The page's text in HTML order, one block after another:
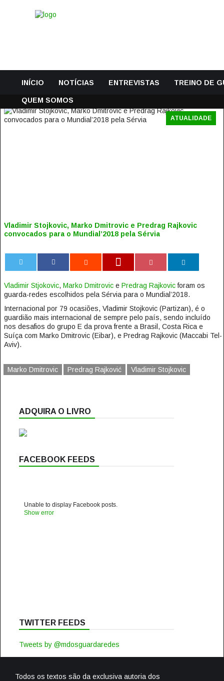
INÍCIO NOTÍCIAS ENTREVISTAS TREINO DE
QUEM SOMOS
ATUALIDADE
Vladimir Stojkovic, Marko Dmitrovic e Predrag Rajkovic
convocados para o Mundial’2018 pela Sérvia
Vladimir Stjokovic, Marko Dmitrovice Predrag Rajkovicforam os
guarda-redes escolhidos pela Sérvia para o Mundial’2018.
Internacional por 79 ocasiões, Vladimir Stojkovic (Partizan), é o
guardião mais internacional de sempre pelo país, sendo incluído
nos desafios do grupo E da prova frente a Brasil, Costa Rica e
Suíça com Marko Dmitrovic (Eibar), e Predrag Rajkovic (Maccabi Tel-
Aviv).
Marko Dmitrovic Predrag Rajković Vladimir Stojkovic
ADQUIRA O LIVRO
FACEBOOK FEEDS
Unable to display Facebook posts.
Show error
TWITTER FEEDS
Tweets by @mdosguardaredes
Todos os textos são da exclusiva autoria dos